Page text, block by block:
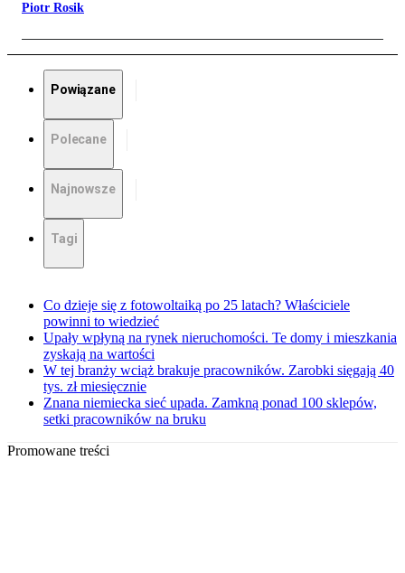
Piotr Rosik
Powiązane
Polecane
Najnowsze
Tagi
Co dzieje się z fotowoltaiką po 25 latach? Właściciele
powinni to wiedzieć
Upały wpłyną na rynek nieruchomości. Te domy i mieszkania
zyskają na wartości
W tej branży wciąż brakuje pracowników. Zarobki sięgają 40
tys. zł miesięcznie
Znana niemiecka sieć upada. Zamkną ponad 100 sklepów,
setki pracowników na bruku
Promowane treści